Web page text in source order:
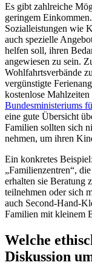
Es gibt zahlreiche
geringem
Sozialleistungen wie
auch spezielle
helfen soll, ihren
angewiesen zu sein.
Wohlfahrtsverbände
vergünstigte
kostenlose
Bundesministeriums
eine gute Übersicht
Familien sollten sich
nehmen, um ihren
Ein konkretes
„Familienzentren“,
erhalten sie Beratung
teilnehmen oder sich
auch Second-Hand-
Familien mit kleinem
Welche
Diskussion